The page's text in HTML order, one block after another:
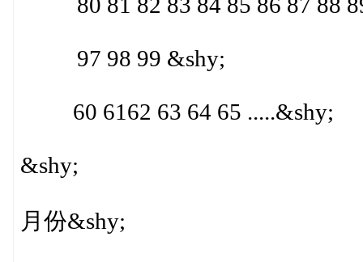
97 98 99 &shy;
60 6162 63 64 65 .....&shy;
&shy;
月份&shy;